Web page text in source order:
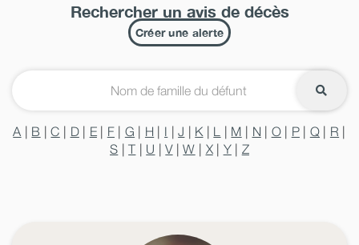
Rechercher un avis de décès
Créer une alerte
A | B |C | D| E| F | G | H | I |J | K | L | M | N| O| P| Q | R |
S |T | U |V|W | X| Y| Z